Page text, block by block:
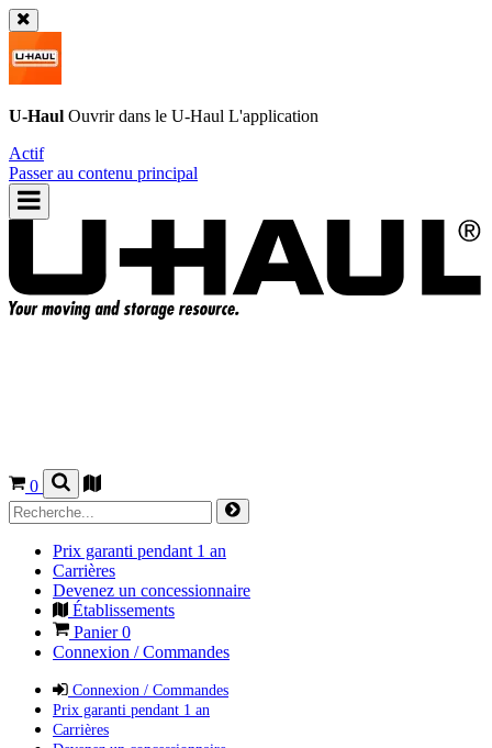
U-Haul Ouvrir dans le U-Haul L'application
Actif
Passer au contenu principal
0
Prix garanti pendant 1 an
Carrières
Devenez un concessionnaire
Établissements
Panier0
Connexion / Commandes
Connexion / Commandes
Prix garanti pendant 1 an
Carrières